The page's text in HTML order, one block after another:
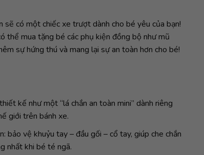
có một chiếc xe trượt dành cho bé yêu của bạn!
thể mua tặng bé các phụ kiện đồng bộ như mũ
sự hứng thú và mang lại sự an toàn hơn cho bé!
kế như một “lá chắn an toàn mini” dành riêng
giới trên bánh xe.
bảo vệ khuỷu tay – đầu gối – cổ tay, giúp che chắn
nhất khi bé té ngã.